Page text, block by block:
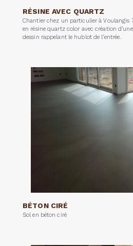
RÉSINE AVEC QUARTZ
Chantier chez un particulier à Voulangis
en résine quartz color avec création
dessin rappelant le hublot de l’entrée.
BÉTON CIRÉ
Sol en béton ciré